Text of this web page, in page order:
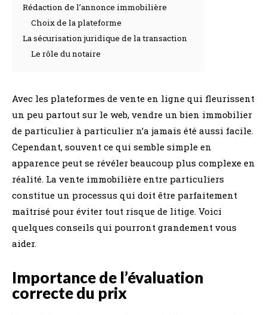
Rédaction de l’annonce immobilière
Choix de la plateforme
La sécurisation juridique de la transaction
Le rôle du notaire
Avec les plateformes de vente en ligne qui fleurissent
un peu partout sur le web, vendre un bien immobilier
de particulier à particulier n’a jamais été aussi facile.
Cependant, souvent ce qui semble simple en
apparence peut se révéler beaucoup plus complexe en
réalité. La vente immobilière entre particuliers
constitue un processus qui doit être parfaitement
maîtrisé pour éviter tout risque de litige. Voici
quelques conseils qui pourront grandement vous
aider.
Importance de l’évaluation
correcte du prix